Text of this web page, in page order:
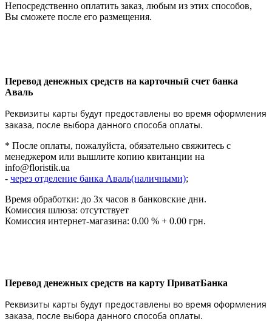
Непосредственно оплатить заказ, любым из этих способов,
Вы сможете после его размещения.
Перевод денежных средств на карточный счет банка
Аваль
Реквизиты карты будут предоставлены во время оформления
заказа, после выбора данного способа оплаты.
* После оплаты, пожалуйста, обязательно свяжитесь с
менеджером или вышлите копию квитанции на
info@floristik.ua
- через отделение банка Аваль(наличными);
Время обработки: до 3х часов в банковские дни.
Комиссия шлюза: отсутствует
Комиссия интернет-магазина: 0.00 % + 0.00 грн.
Перевод денежных средств на карту ПриватБанка
Реквизиты карты будут предоставлены во время оформления
заказа, после выбора данного способа оплаты.